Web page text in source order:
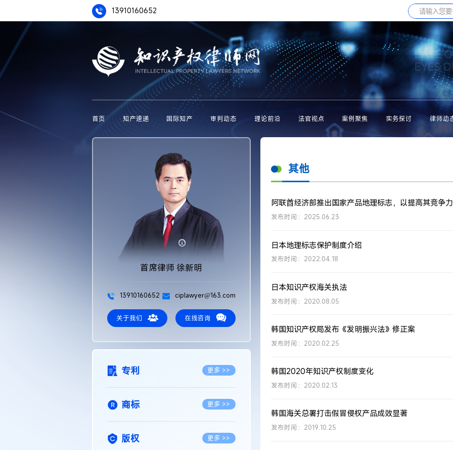
13910160652
BASE
EYES
首页 知产速递 国际知产 审判动态 理论前沿 法官视点 案例聚焦 实务探讨 律师动
首席律师 徐新明
13910160652 ciplawyer@163.com
关于我们 在线咨询
专利 更多 >>
商标 更多 >>
版权 更多 >>
其他
阿联酋经济部推出国家产品地理标志，以提高其竞争力
发布时间：2025.06.23
日本地理标志保护制度介绍
发布时间：2022.04.18
日本知识产权海关执法
发布时间：2020.08.05
韩国知识产权局发布《发明振兴法》修正案
发布时间：2020.02.25
韩国2020年知识产权制度变化
发布时间：2020.02.13
韩国海关总署打击假冒侵权产品成效显著
发布时间：2019.10.25